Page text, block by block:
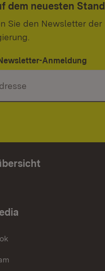
dem neuesten Stand
Sie den Newsletter der
Anmeldung